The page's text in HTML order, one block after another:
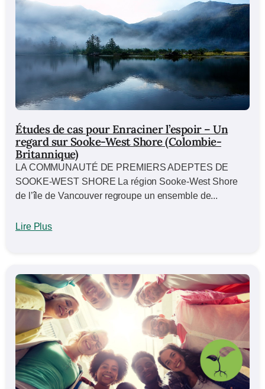
Études de cas pour Enraciner l’espoir – Un
regard sur Sooke-West Shore (Colombie-
Britannique)
LA COMMUNAUTÉ DE PREMIERS ADEPTES DE
SOOKE-WEST SHORE La région Sooke-West Shore
de l’île de Vancouver regroupe un ensemble de...
Lire Plus